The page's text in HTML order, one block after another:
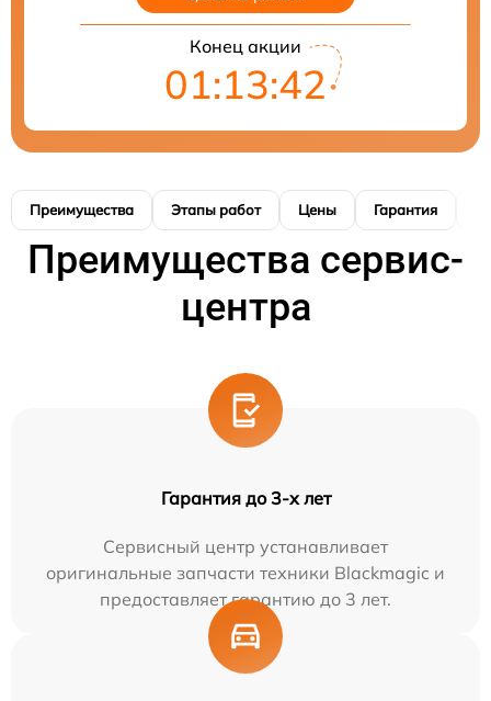
Конец акции
01:13:41
Преимущества Этапы работ Цены Гарантия
Преимущества сервис-
центра
Гарантия до 3-х лет
Сервисный центр устанавливает
оригинальные запчасти техники Blackmagic и
предоставляет гарантию до 3 лет.